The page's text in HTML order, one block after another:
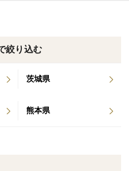
ない、“記憶に残る冬春の完熟ト
タイム。
絞り込む
茨城県
熊本県